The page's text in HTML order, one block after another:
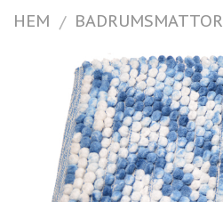
HEM / BADRUMSMATTOR